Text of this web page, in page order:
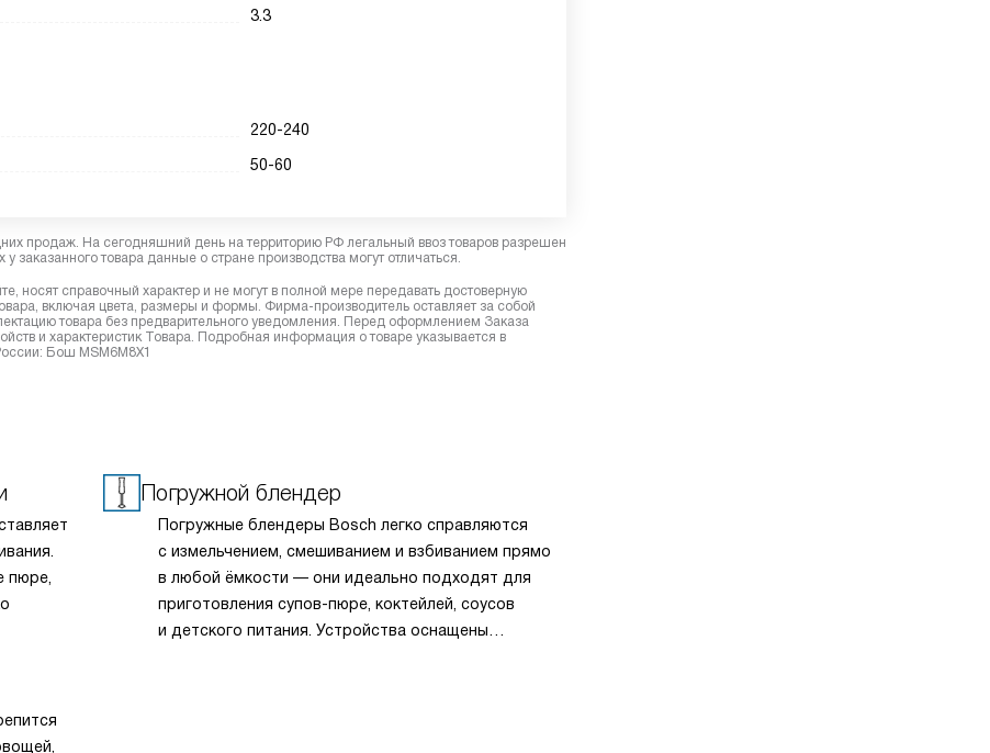
3.3
220-240
50-60
продаж. На сегодняшний день на территорию РФ легальный ввоз товаров разрешен
заказанного товара данные о стране производства могут отличаться.
справочный характер и не могут в полной мере передавать достоверную
включая цвета, размеры и формы. Фирма-производитель оставляет за собой
товара без предварительного уведомления. Перед оформлением Заказа
и характеристик Товара. Подробная информация о товаре указывается в
Бош MSM6M8X1
пюре,
Погружной блендер
Погружные блендеры Bosch легко справляются
с измельчением, смешиванием и взбиванием прямо
в любой ёмкости — они идеально подходят для
приготовления супов-пюре, коктейлей, соусов
и детского питания. Устройства оснащены